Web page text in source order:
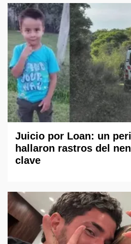
Juicio por Loan: un
hallaron rastros del
clave